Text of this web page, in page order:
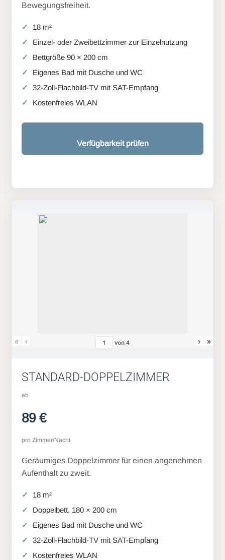
Bewegungsfreiheit.
18 m²
Einzel- oder Zweibettzimmer zur Einzelnutzung
Bettgröße 90 × 200 cm
Eigenes Bad mit Dusche und WC
32-Zoll-Flachbild-TV mit SAT-Empfang
Kostenfreies WLAN
Verfügbarkeit prüfen
« ‹ von4 › »
STANDARD-DOPPELZIMMER
ab
89 €
pro Zimmer/Nacht
Geräumiges Doppelzimmer für einen angenehmen
Aufenthalt zu zweit.
18 m²
Doppelbett, 180 × 200 cm
Eigenes Bad mit Dusche und WC
32-Zoll-Flachbild-TV mit SAT-Empfang
Kostenfreies WLAN